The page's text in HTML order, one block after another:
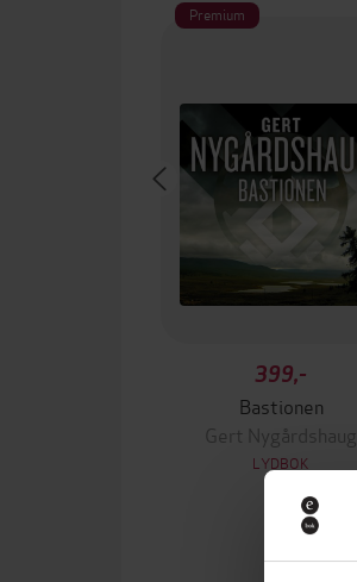
Premium
399,-
Bastionen
Gert Nygårdshaug
LYDBOK